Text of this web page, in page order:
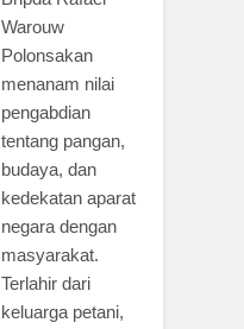
Warouw
Polonsakan
menanam nilai
pengabdian
tentang pangan,
budaya, dan
kedekatan aparat
negara dengan
masyarakat.
Terlahir dari
keluarga petani,